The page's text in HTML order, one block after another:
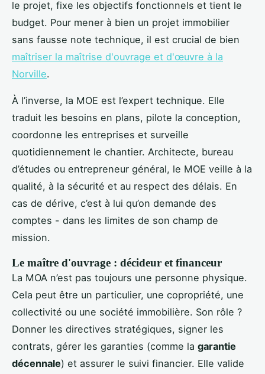
le projet, fixe les objectifs fonctionnels et tient le
budget. Pour mener à bien un projet immobilier
sans fausse note technique, il est crucial de bien
maîtriser la maîtrise d'ouvrage et d'œuvre à la
Norville.
À l’inverse, la MOE est l’expert technique. Elle
traduit les besoins en plans, pilote la conception,
coordonne les entreprises et surveille
quotidiennement le chantier. Architecte, bureau
d’études ou entrepreneur général, le MOE veille à la
qualité, à la sécurité et au respect des délais. En
cas de dérive, c’est à lui qu’on demande des
comptes - dans les limites de son champ de
mission.
Le maître d'ouvrage : décideur et financeur
La MOA n’est pas toujours une personne physique.
Cela peut être un particulier, une copropriété, une
collectivité ou une société immobilière. Son rôle ?
Donner les directives stratégiques, signer les
contrats, gérer les garanties (comme la garantie
décennale) et assurer le suivi financier. Elle valide